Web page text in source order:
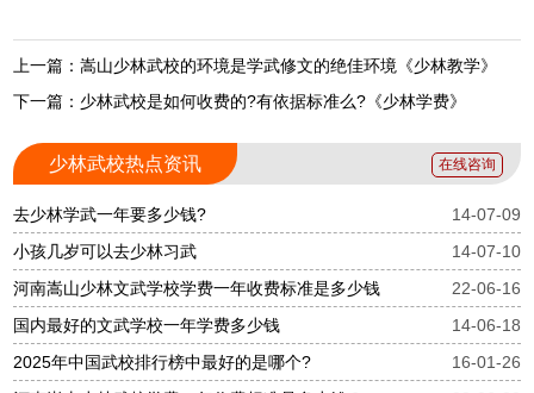
上一篇：嵩山少林武校的环境是学武修文的绝佳环境《少林教学》
下一篇：少林武校是如何收费的?有依据标准么?《少林学费》
少林武校热点资讯 在线咨询
去少林学武一年要多少钱?
14-07-09
小孩几岁可以去少林习武
14-07-10
河南嵩山少林文武学校学费一年收费标准是多少钱
22-06-16
国内最好的文武学校一年学费多少钱
14-06-18
2025年中国武校排行榜中最好的是哪个?
16-01-26